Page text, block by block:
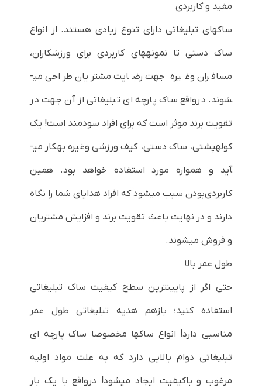
مفید و کاربردی
ساک­های تبلیغاتی دارای تنوع زیادی هستند. از انواع
ساک دستی تا نمونه­های کاربردی برای ورزشکاران،
مسافران وغیره جهت رضایت مشتریان طراحی می­
شوند. درواقع ساک پارچه ای تبلیغاتی از آن جهت در
تقویت برند موثر است که برای افراد سودمند است! یک
کوله­پشتی، ساک دستی، کیف ورزشی وغیره به­کار می­
آید و همواره مورد استفاده خواهد بود. همین
کاربردی‌بودن سبب می­شود که افراد هدایای شما را نگاه
دارند و در نهایت باعث تقویت برند و افزایش مشتریان
و فروش می­شوند.
طول عمر بالا
حتی اگر از پایین­ترین سطح کیفیت ساک تبلیغاتی
استفاده کنید؛ بازهم هدیه تبلیغاتی طول عمر
مناسبی دارد! انواع ساک­ها مخصوصا ساک پارچه ای
تبلیغاتی دوام بالایی دارد که به علت مواد اولیه
مرغوب و باکیفیت ایجاد می­شود! درواقع با یک بار